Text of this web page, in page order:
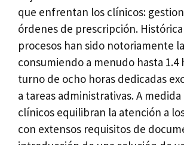
que enfrentan los clínicos:
órdenes de prescripción.
procesos han sido notoriamente
consumiendo a menudo hasta 1.4
turno de ocho horas dedicadas
a tareas administrativas. A
clínicos equilibran la atención a
con extensos requisitos de